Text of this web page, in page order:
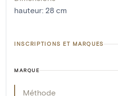
hauteur: 28 cm
INSCRIPTIONS ET MARQUES
MARQUE
Méthode